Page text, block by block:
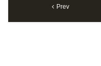
Prev